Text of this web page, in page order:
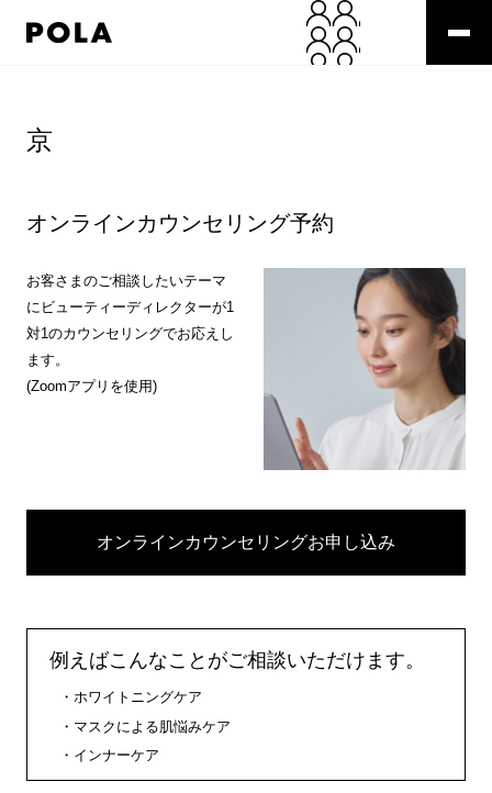
京
オンラインカウンセリング予約
お客さまのご相談したいテーマ
にビューティーディレクターが1
対1のカウンセリングでお応えし
ます。
(Zoomアプリを使用)
オンラインカウンセリングお申し込み
例えばこんなことがご相談いただけます。
ホワイトニングケア
マスクによる肌悩みケア
インナーケア